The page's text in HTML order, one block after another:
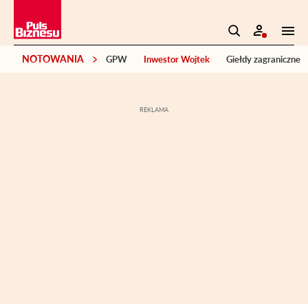
NOTOWANIA GPW Inwestor Wojtek Giełdy zagraniczne